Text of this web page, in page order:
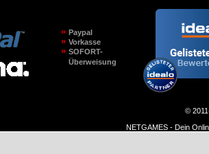
Paypal
Vorkasse
SOFORT-
Überweisung
©
NETGAMES - Dein